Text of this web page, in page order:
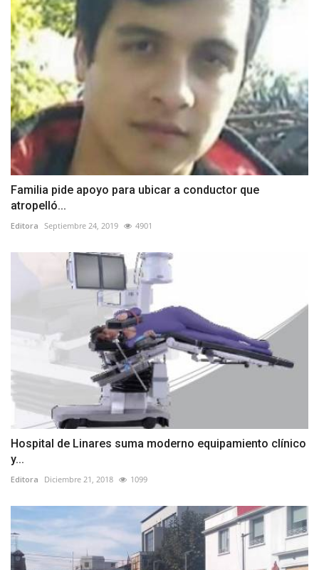
Familia pide apoyo para ubicar a conductor que
atropelló...
Editora Septiembre 24, 2019 4901
Hospital de Linares suma moderno equipamiento clínico
y...
Editora Diciembre 21, 2018 1099